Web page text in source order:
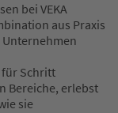
bei VEKA
aus Praxis
Schritt
Bereiche, erlebst
sie